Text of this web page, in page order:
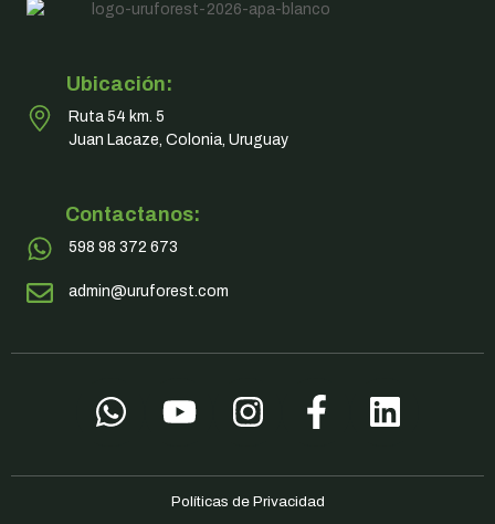
Ubicación:
Ruta 54 km. 5
Juan Lacaze, Colonia, Uruguay
Contactanos:
598 98 372 673
admin@uruforest.com
Políticas de Privacidad